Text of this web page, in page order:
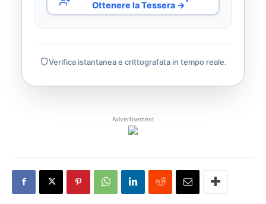
Ottenere la Tessera →
Verifica istantanea e crittografata in tempo reale.
Advertisement